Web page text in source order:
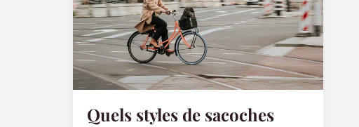
Quels styles de sacoches